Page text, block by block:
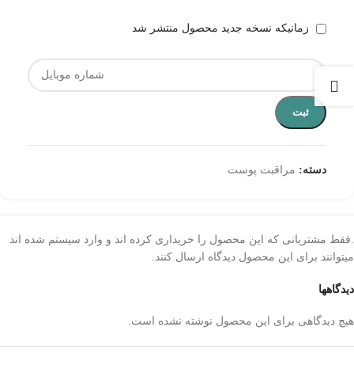
زمانیکه نسخه جدید محصول منتشر شد
ثبت
دسته: مراقبت پوست
دیدگاهها
هیچ دیدگاهی برای این محصول نوشته نشده است.
.فقط مشتریانی که این محصول را خریداری کرده اند و وارد سیستم شده اند
میتوانند برای این محصول دیدگاه ارسال کنند.